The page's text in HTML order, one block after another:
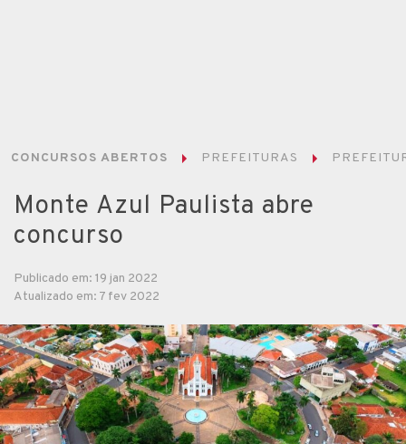
CONCURSOS ABERTOS PREFEITURAS
Monte Azul Paulista abre
concurso
Publicado em: 19 jan 2022
Atualizado em: 7 fev 2022